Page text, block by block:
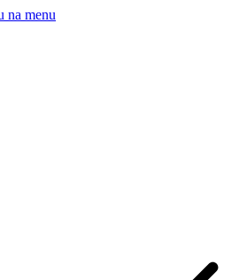
na menu